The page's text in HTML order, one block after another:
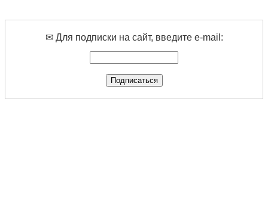
✉ Для подписки на сайт, введите e-mail: